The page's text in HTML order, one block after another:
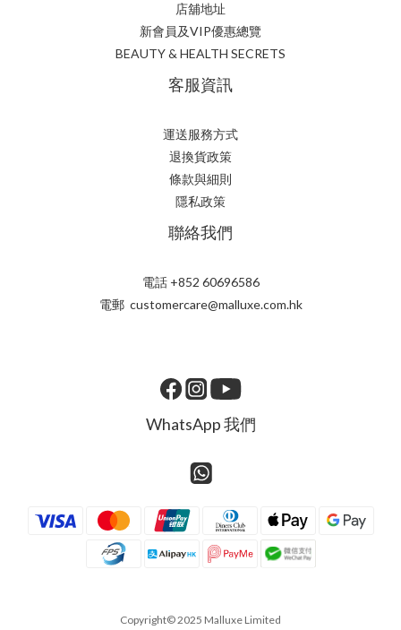
店舖地址
新會員及VIP優惠總覽
BEAUTY & HEALTH SECRETS
客服資訊
運送服務方式
退換貨政策
條款與細則
隱私政策
聯絡我們
電話 +852 60696586
電郵 customercare@malluxe.com.hk
WhatsApp 我們
Copyright© 2025 Malluxe Limited